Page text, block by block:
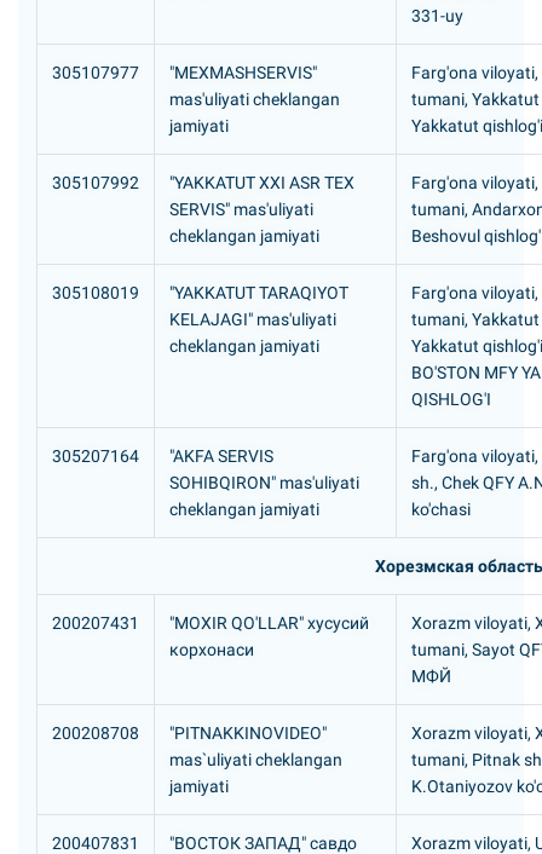
331-uy
305107977
"MEXMASHSERVIS"
mas'uliyati cheklangan
jamiyati
Farg'ona
tumani, Yakkatut
Yakkatut qishlog'i
305107992
"YAKKATUT XXI ASR TEX
SERVIS" mas'uliyati
cheklangan jamiyati
Farg'ona
tumani,
Beshovul
305108019
"YAKKATUT TARAQIYOT
KELAJAGI" mas'uliyati
cheklangan jamiyati
Farg'ona
tumani, Yakkatut
Yakkatut
BO'STON MFY
QISHLOG'I
305207164
"AKFA SERVIS
SOHIBQIRON" mas'uliyati
cheklangan jamiyati
Farg'ona
sh., Chek QFY
ko'chasi
Хорезмская область
200207431
"MOXIR QO'LLAR" хусусий
корхонаси
Xorazm viloyati,
tumani, Sayot
МФЙ
200208708
"PITNAKKINOVIDEO"
mas`uliyati cheklangan
jamiyati
Xorazm viloyati,
tumani, Pitnak
K.Otaniyozov
200407831
"ВОСТОК ЗАПАД" савдо
Xorazm viloyati,